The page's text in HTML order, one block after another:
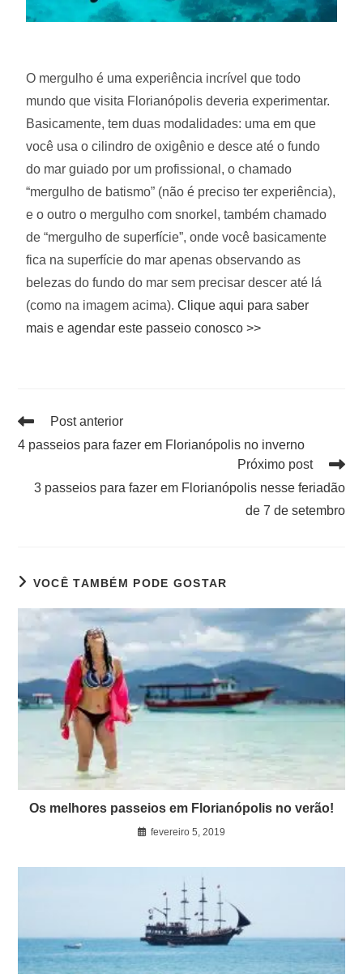
O mergulho é uma experiência incrível que todo
mundo que visita Florianópolis deveria experimentar.
Basicamente, tem duas modalidades: uma em que
você usa o cilindro de oxigênio e desce até o fundo
do mar guiado por um profissional, o chamado
“mergulho de batismo” (não é preciso ter experiência),
e o outro o mergulho com snorkel, também chamado
de “mergulho de superfície”, onde você basicamente
fica na superfície do mar apenas observando as
belezas do fundo do mar sem precisar descer até lá
(como na imagem acima).Clique aqui para saber
mais e agendar este passeio conosco >>
Post anterior
4 passeios para fazer em Florianópolis no inverno
Próximo post
3 passeios para fazer em Florianópolis nesse feriadão
de 7 de setembro
VOCÊ TAMBÉM PODE GOSTAR
Os melhores passeios em Florianópolis no verão!
fevereiro 5, 2019